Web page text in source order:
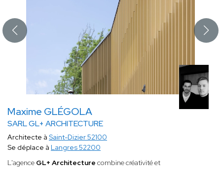
Maxime GLÉGOLA
SARL GL+ ARCHITECTURE
Architecte à Saint-Dizier 52100
Se déplace à Langres 52200
L'agence GL+ Architecture combine créativité et